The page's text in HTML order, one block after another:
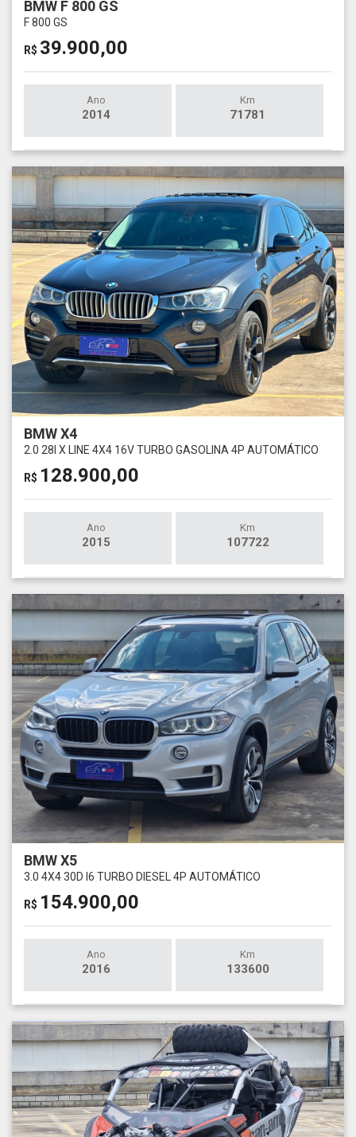
BMW F 800 GS
F 800 GS
R$ 39.900,00
Ano
2014
Km
71781
BMW X4
2.0 28I X LINE 4X4 16V TURBO GASOLINA 4P AUTOMÁTICO
R$ 128.900,00
Ano
2015
Km
107722
BMW X5
3.0 4X4 30D I6 TURBO DIESEL 4P AUTOMÁTICO
R$ 154.900,00
Ano
2016
Km
133600